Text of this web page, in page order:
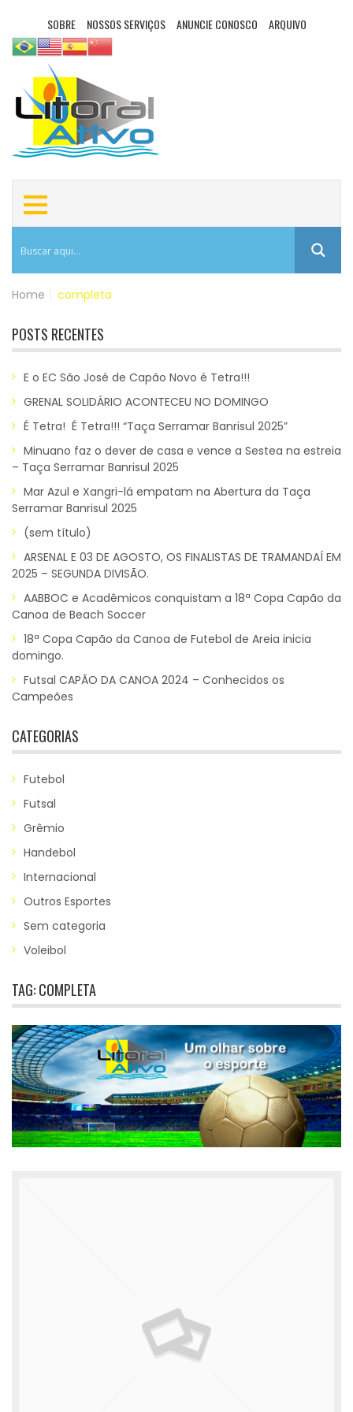
SOBRE NOSSOS SERVIÇOS ANUNCIE CONOSCO ARQUIVO
Home completa
POSTS RECENTES
E o EC São José de Capão Novo é Tetra!!!
GRENAL SOLIDÁRIO ACONTECEU NO DOMINGO
É Tetra! É Tetra!!! “Taça Serramar Banrisul 2025”
Minuano faz o dever de casa e vence a Sestea na estreia
– Taça Serramar Banrisul 2025
Mar Azul e Xangri-lá empatam na Abertura da Taça
Serramar Banrisul 2025
(sem título)
ARSENAL E 03 DE AGOSTO, OS FINALISTAS DE TRAMANDAÍ EM
2025 – SEGUNDA DIVISÃO.
AABBOC e Acadêmicos conquistam a 18ª Copa Capão da
Canoa de Beach Soccer
18ª Copa Capão da Canoa de Futebol de Areia inicia
domingo.
Futsal CAPÃO DA CANOA 2024 – Conhecidos os
Campeões
CATEGORIAS
Futebol
Futsal
Grêmio
Handebol
Internacional
Outros Esportes
Sem categoria
Voleibol
TAG:COMPLETA